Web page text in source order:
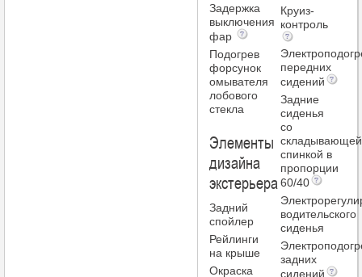
Задержка
выключения
фар
Подогрев
форсунок
омывателя
лобового
стекла
Элементы
дизайна
экстерьера
Задний
спойлер
Рейлинги
на крыше
Окраска
Круиз-
контроль
передних
сидений
Задние
сиденья
со
спинкой в
пропорции
60/40
водительского
сиденья
задних
сидений